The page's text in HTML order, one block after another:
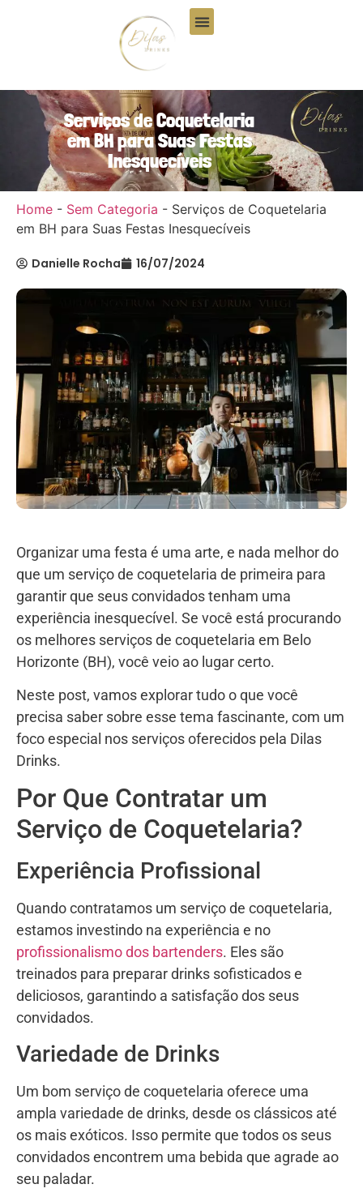
Serviços de Coquetelaria
em BH para Suas Festas
Inesquecíveis
Home - Sem Categoria - Serviços de Coquetelaria
em BH para Suas Festas Inesquecíveis
Danielle Rocha 16/07/2024
Organizar uma festa é uma arte, e nada melhor do
que um serviço de coquetelaria de primeira para
garantir que seus convidados tenham uma
experiência inesquecível. Se você está procurando
os melhores serviços de coquetelaria em Belo
Horizonte (BH), você veio ao lugar certo.
Neste post, vamos explorar tudo o que você
precisa saber sobre esse tema fascinante, com um
foco especial nos serviços oferecidos pela Dilas
Drinks.
Por Que Contratar um
Serviço de Coquetelaria?
Experiência Profissional
Quando contratamos um serviço de coquetelaria,
estamos investindo na experiência e no
profissionalismo dos bartenders. Eles são
treinados para preparar drinks sofisticados e
deliciosos, garantindo a satisfação dos seus
convidados.
Variedade de Drinks
Um bom serviço de coquetelaria oferece uma
ampla variedade de drinks, desde os clássicos até
os mais exóticos. Isso permite que todos os seus
convidados encontrem uma bebida que agrade ao
seu paladar.